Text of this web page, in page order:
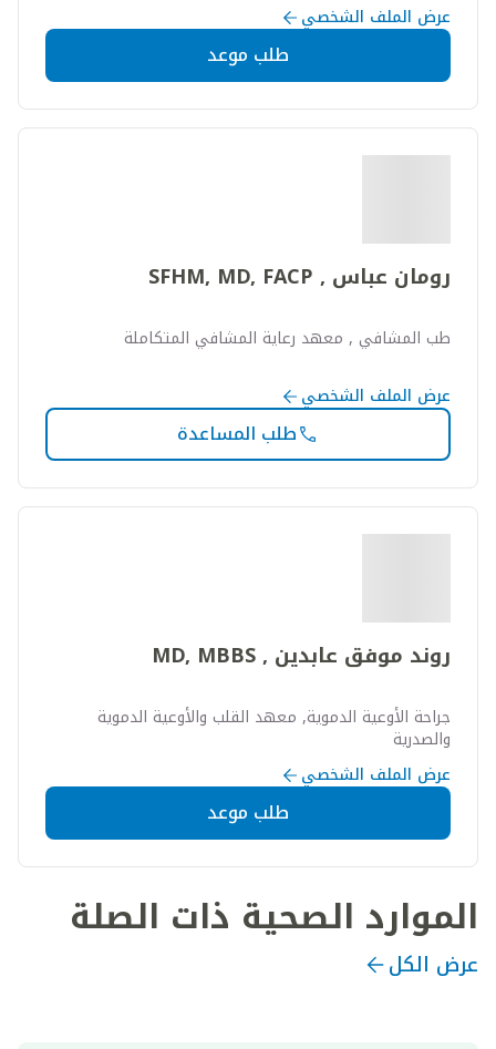
عرض الملف الشخصي
طلب موعد
رومان عباس , SFHM, MD, FACP
طب المشافي , معهد رعاية المشافي المتكاملة
عرض الملف الشخصي
طلب المساعدة
روند موفق عابدين , MD, MBBS
جراحة الأوعية الدموية, معهد القلب والأوعية الدموية
والصدرية
عرض الملف الشخصي
طلب موعد
الموارد الصحية ذات الصلة
عرض الكل